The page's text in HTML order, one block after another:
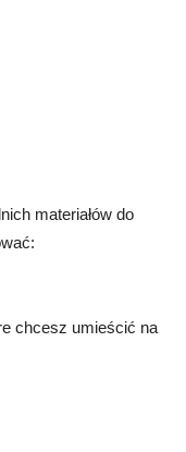
materiałów do
chcesz umieścić na